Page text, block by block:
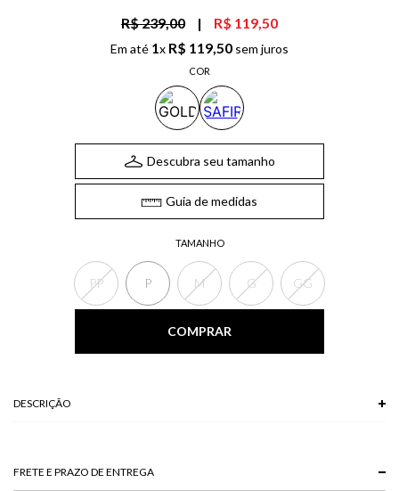
R$ 239,00 | R$ 119,50
Em até 1x R$ 119,50 sem juros
COR
TAMANHO
PP P M G GG
Descubra seu tamanho
Guia de medidas
COMPRAR
DESCRIÇÃO
FRETE E PRAZO DE ENTREGA